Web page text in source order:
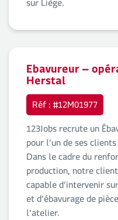
sur Liège.
Ebavureur –
Herstal
Réf : #12M01977
123Jobs recrute un
pour l’un de ses
Dans le cadre du
production, notre
capable d’intervenir
et d’ébavurage de
l’atelier.